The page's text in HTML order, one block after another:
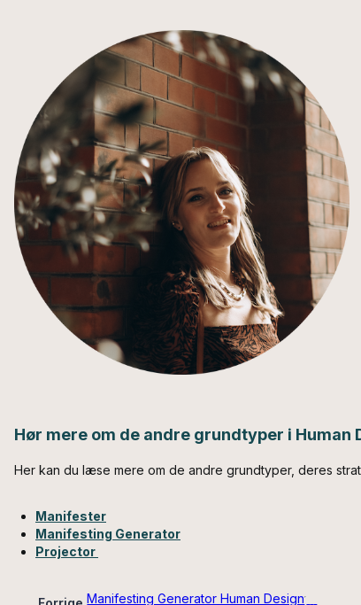
Hør mere om de andre grundtyper i Human
Her kan du læse mere om de andre grundtyper, deres
Manifester
Manifesting Generator
Projector
Manifesting Generator Human Design